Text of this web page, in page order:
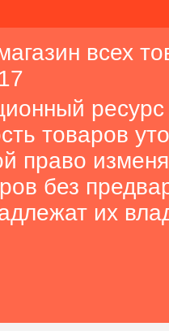
всех
ресурс
товаров
право
без
их